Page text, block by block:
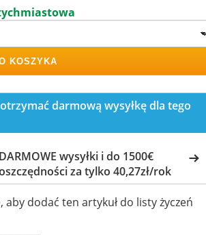
KOSZYKA
darmową wysyłkę dla tego
DARMOWE wysyłki i do 1500€
za tylko 40,27zł/rok
aby dodać ten artykuł do listy życzeń